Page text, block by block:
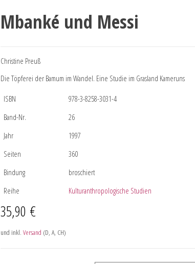
Mbanké und Messi
Christine Preuß
Die Töpferei der Bamum im Wandel. Eine Studie im Grasland Kameruns
ISBN
978-3-8258-3031-4
Band-Nr.
26
Jahr
1997
Seiten
360
Bindung
broschiert
Reihe
Kulturanthropologische Studien
35,90 €
und inkl. Versand (D, A, CH)